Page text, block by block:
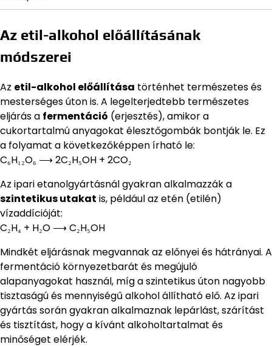
Az etil-alkohol előállításának
módszerei
Az etil-alkohol előállítása történhet természetes és
mesterséges úton is. A legelterjedtebb természetes
eljárás a fermentáció (erjesztés), amikor a
cukortartalmú anyagokat élesztőgombák bontják le. Ez
a folyamat a következőképpen írható le:
C₆H₁₂O₆ ⟶ 2C₂H₅OH + 2CO₂
Az ipari etanolgyártásnál gyakran alkalmazzák a
szintetikus utakat is, például az etén (etilén)
vízaddícióját:
C₂H₄ + H₂O ⟶ C₂H₅OH
Mindkét eljárásnak megvannak az előnyei és hátrányai. A
fermentáció környezetbarát és megújuló
alapanyagokat használ, míg a szintetikus úton nagyobb
tisztaságú és mennyiségű alkohol állítható elő. Az ipari
gyártás során gyakran alkalmaznak lepárlást, szárítást
és tisztítást, hogy a kívánt alkoholtartalmat és
minőséget elérjék.